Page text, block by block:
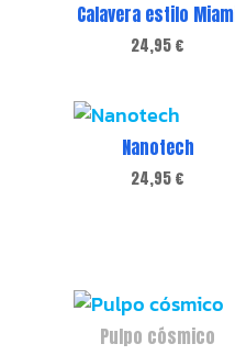
Calavera estilo
24,95€
Nanotech
24,95€
Pulpo cósmico